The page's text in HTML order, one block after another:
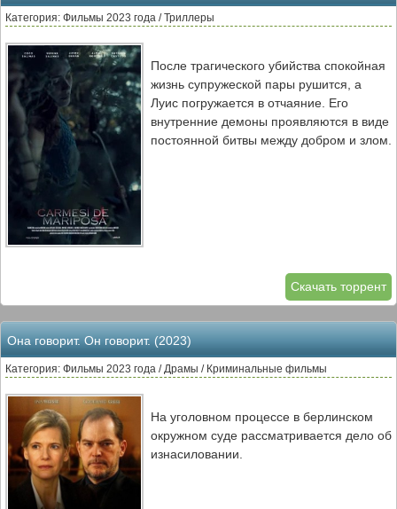
Категория: Фильмы 2023 года / Триллеры
После трагического убийства спокойная
жизнь супружеской пары рушится, а
Луис погружается в отчаяние. Его
внутренние демоны проявляются в виде
постоянной битвы между добром и злом.
Скачать торрент
Она говорит. Он говорит. (2023)
Категория: Фильмы 2023 года / Драмы / Криминальные фильмы
На уголовном процессе в берлинском
окружном суде рассматривается дело об
изнасиловании.